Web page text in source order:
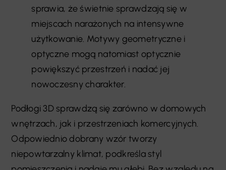
sprawia, że świetnie sprawdzają się w
miejscach narażonych na intensywne
użytkowanie. Motywy geometryczne i
optyczne mogą natomiast optycznie
powiększyć przestrzeń i nadać jej
nowoczesny charakter.
Podłogi 3D sprawdzą się zarówno w domowych
wnętrzach, jak i przestrzeniach komercyjnych.
Odpowiednio dobrany wzór tworzy
niepowtarzalny klimat, podkreśla styl